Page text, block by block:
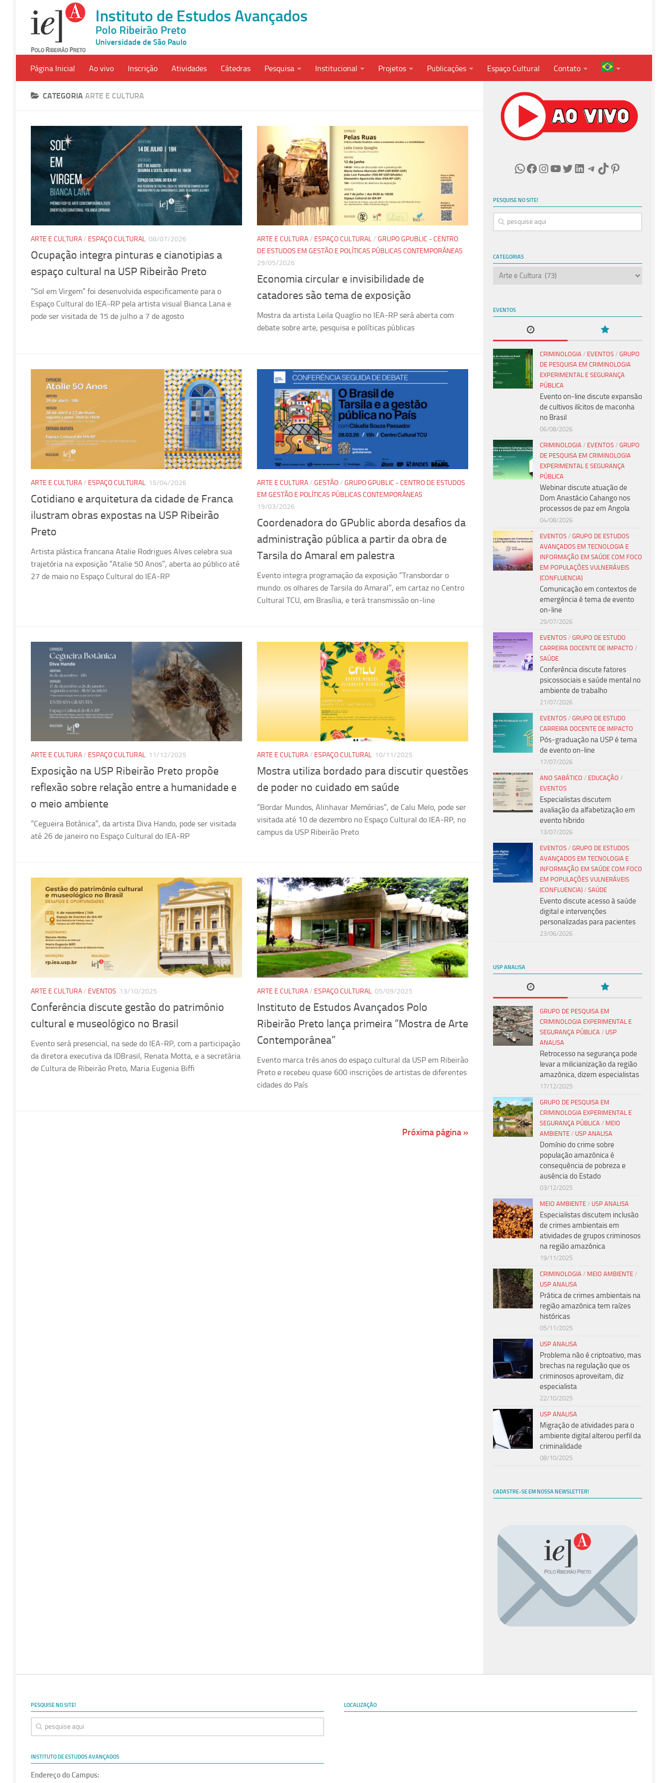
Instituto de Estudos Avançados
Polo Ribeirão Preto
Universidade de São Paulo
Página Inicial Ao vivo Inscrição Atividades Cátedras Pesquisa Institucional Projetos Publicações Espaço Cultural Contato
CATEGORIA ARTE E CULTURA
ARTE E CULTURA/ ESPAÇO CULTURAL 08/07/2026
Ocupação integra pinturas e cianotipias a
espaço cultural na USP Ribeirão Preto
“Sol em Virgem” foi desenvolvida especificamente para o
Espaço Cultural do IEA-RP pela artista visual Bianca Lana e
pode ser visitada de 15 de julho a 7 de agosto
ARTE E CULTURA/ ESPAÇO CULTURAL/ GRUPO GPUBLIC - CENTRO
DE ESTUDOS EM GESTÃO E POLÍTICAS PÚBLICAS CONTEMPORÂNEAS
29/05/2026
Economia circular e invisibilidade de
catadores são tema de exposição
Mostra da artista Leila Quaglio no IEA-RP será aberta com
debate sobre arte, pesquisa e políticas públicas
ARTE E CULTURA/ ESPAÇO CULTURAL 15/04/2026
Cotidiano e arquitetura da cidade de Franca
ilustram obras expostas na USP Ribeirão
Preto
Artista plástica francana Atalie Rodrigues Alves celebra sua
trajetória na exposição “Atalie 50 Anos”, aberta ao público até
27 de maio no Espaço Cultural do IEA-RP
ARTE E CULTURA/ GESTÃO/ GRUPO GPUBLIC - CENTRO DE ESTUDOS
EM GESTÃO E POLÍTICAS PÚBLICAS CONTEMPORÂNEAS
19/03/2026
Coordenadora do GPublic aborda desafios da
administração pública a partir da obra de
Tarsila do Amaral em palestra
Evento integra programação da exposição “Transbordar o
mundo: os olhares de Tarsila do Amaral”, em cartaz no Centro
Cultural TCU, em Brasília, e terá transmissão on-line
ARTE E CULTURA/ ESPAÇO CULTURAL 11/12/2025
Exposição na USP Ribeirão Preto propõe
reflexão sobre relação entre a humanidade e
o meio ambiente
“Cegueira Botânica”, da artista Diva Hando, pode ser visitada
até 26 de janeiro no Espaço Cultural do IEA-RP
ARTE E CULTURA/ ESPAÇO CULTURAL 10/11/2025
Mostra utiliza bordado para discutir questões
de poder no cuidado em saúde
“Bordar Mundos, Alinhavar Memórias”, de Calu Melo, pode ser
visitada até 10 de dezembro no Espaço Cultural do IEA-RP, no
campus da USP Ribeirão Preto
ARTE E CULTURA/ EVENTOS 13/10/2025
Conferência discute gestão do patrimônio
cultural e museológico no Brasil
Evento será presencial, na sede do IEA-RP, com a participação
da diretora executiva da IDBrasil, Renata Motta, e a secretária
de Cultura de Ribeirão Preto, Maria Eugenia Biffi
ARTE E CULTURA/ ESPAÇO CULTURAL 05/09/2025
Instituto de Estudos Avançados Polo
Ribeirão Preto lança primeira “Mostra de Arte
Contemporânea”
Evento marca três anos do espaço cultural da USP em Ribeirão
Preto e recebeu quase 600 inscrições de artistas de diferentes
cidades do País
Próxima página »
WhatsApp
Facebook
Instagram
Youtube
Twitter
LinkedIn
Telegram
TikTokPinterest
PESQUISE NO SITE!
CATEGORIAS
Categorias
EVENTOS
CRIMINOLOGIA / EVENTOS / GRUPO
DE PESQUISA EM CRIMINOLOGIA
EXPERIMENTAL E SEGURANÇA
PÚBLICA
Evento on-line discute expansão
de cultivos ilícitos de maconha
no Brasil
06/08/2026
CRIMINOLOGIA / EVENTOS / GRUPO
DE PESQUISA EM CRIMINOLOGIA
EXPERIMENTAL E SEGURANÇA
PÚBLICA
Webinar discute atuação de
Dom Anastácio Cahango nos
processos de paz em Angola
04/08/2026
EVENTOS / GRUPO DE ESTUDOS
AVANÇADOS EM TECNOLOGIA E
INFORMAÇÃO EM SAÚDE COM FOCO
EM POPULAÇÕES VULNERÁVEIS
(CONFLUENCIA)
Comunicação em contextos de
emergência é tema de evento
on-line
29/07/2026
EVENTOS / GRUPO DE ESTUDO
CARREIRA DOCENTE DE IMPACTO /
SAÚDE
Conferência discute fatores
psicossociais e saúde mental no
ambiente de trabalho
21/07/2026
EVENTOS / GRUPO DE ESTUDO
CARREIRA DOCENTE DE IMPACTO
Pós-graduação na USP é tema
de evento on-line
17/07/2026
ANO SABÁTICO / EDUCAÇÃO /
EVENTOS
Especialistas discutem
avaliação da alfabetização em
evento híbrido
13/07/2026
EVENTOS / GRUPO DE ESTUDOS
AVANÇADOS EM TECNOLOGIA E
INFORMAÇÃO EM SAÚDE COM FOCO
EM POPULAÇÕES VULNERÁVEIS
(CONFLUENCIA) / SAÚDE
Evento discute acesso à saúde
digital e intervenções
personalizadas para pacientes
23/06/2026
USP ANALISA
GRUPO DE PESQUISA EM
CRIMINOLOGIA EXPERIMENTAL E
SEGURANÇA PÚBLICA / USP
ANALISA
Retrocesso na segurança pode
levar a milicianização da região
amazônica, dizem especialistas
17/12/2025
GRUPO DE PESQUISA EM
CRIMINOLOGIA EXPERIMENTAL E
SEGURANÇA PÚBLICA / MEIO
AMBIENTE / USP ANALISA
Domínio do crime sobre
população amazônica é
consequência de pobreza e
ausência do Estado
03/12/2025
MEIO AMBIENTE / USP ANALISA
Especialistas discutem inclusão
de crimes ambientais em
atividades de grupos criminosos
na região amazônica
19/11/2025
CRIMINOLOGIA / MEIO AMBIENTE /
USP ANALISA
Prática de crimes ambientais na
região amazônica tem raízes
históricas
05/11/2025
USP ANALISA
Problema não é criptoativo, mas
brechas na regulação que os
criminosos aproveitam, diz
especialista
22/10/2025
USP ANALISA
Migração de atividades para o
ambiente digital alterou perfil da
criminalidade
08/10/2025
CADASTRE-SE EM NOSSA NEWSLETTER!
PESQUISE NO SITE!
INSTITUTO DE ESTUDOS AVANÇADOS
Endereço do Campus:
LOCALIZAÇÃO